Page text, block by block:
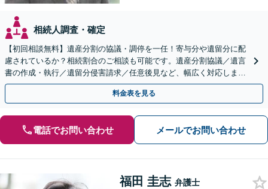
相続人調査・確定
【初回相談無料】遺産分割の協議・調停を一任！寄与分や遺留分に配
慮されているか？相続割合のご相談も可能です。遺産分割協議／遺言
書の作成・執行／遺留分侵害請求／任意後見など、幅広く対応します
【夜間・休日面談可】【西船橋駅3分】
料金表を見る
電話でお問い合わせ メールでお問い合わせ
福田 圭志 弁護士